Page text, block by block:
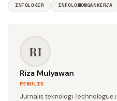
INFOLOKER
INFOLOWONGANKERJA
RI
Riza Mulyawan
PENULIS
Jurnalis teknologi